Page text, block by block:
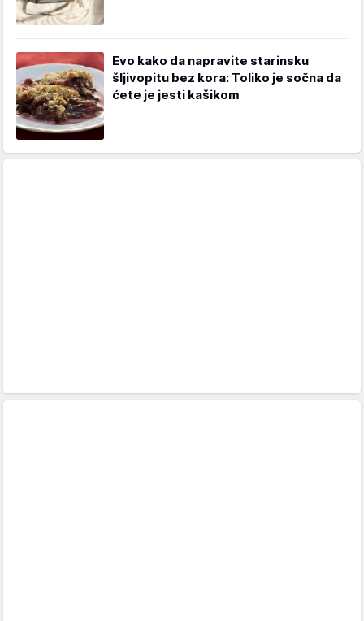
Evo kako da napravite starinsku
šljivopitu bez kora: Toliko je sočna da
ćete je jesti kašikom